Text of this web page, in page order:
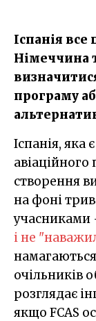
Іспанія
Німеччина
програму
Іспанія, яка є повноцінним учасником
створення
на фоні
учасниками
і не
намагаються
очільників
розглядає
якщо FCAS